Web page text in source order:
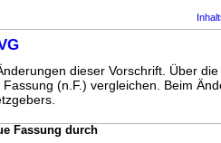
dieser Vorschrift. Über
(n.F.) vergleichen. Beim
Fassung durch